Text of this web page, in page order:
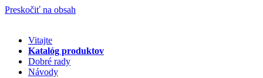
Preskočiť na obsah
Vitajte
Katalóg produktov
Dobré rady
Návody